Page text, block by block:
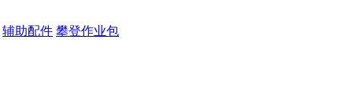
辅助配件 攀登作业包